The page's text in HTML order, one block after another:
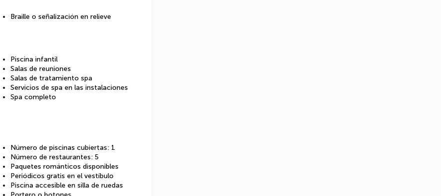
Braille o señalización en relieve
Piscina infantil
Salas de reuniones
Salas de tratamiento spa
Servicios de spa en las instalaciones
Spa completo
Número de piscinas cubiertas: 1
Número de restaurantes: 5
Paquetes románticos disponibles
Periódicos gratis en el vestíbulo
Piscina accesible en silla de ruedas